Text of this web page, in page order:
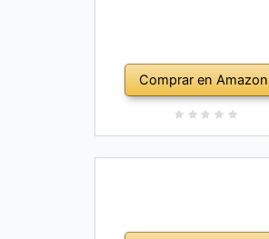
Comprar en Amazon